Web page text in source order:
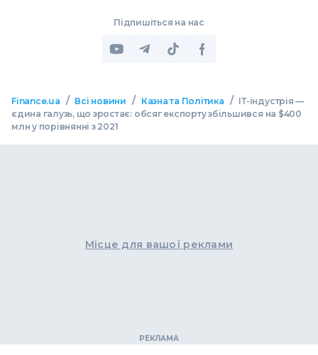
Підпишіться на нас
Finance.ua / Всі новини / Казна та Політика / ІТ-індустрія —
єдина галузь, що зростає: обсяг експорту збільшився на $400
млн у порівнянні з 2021
Місце для вашої реклами